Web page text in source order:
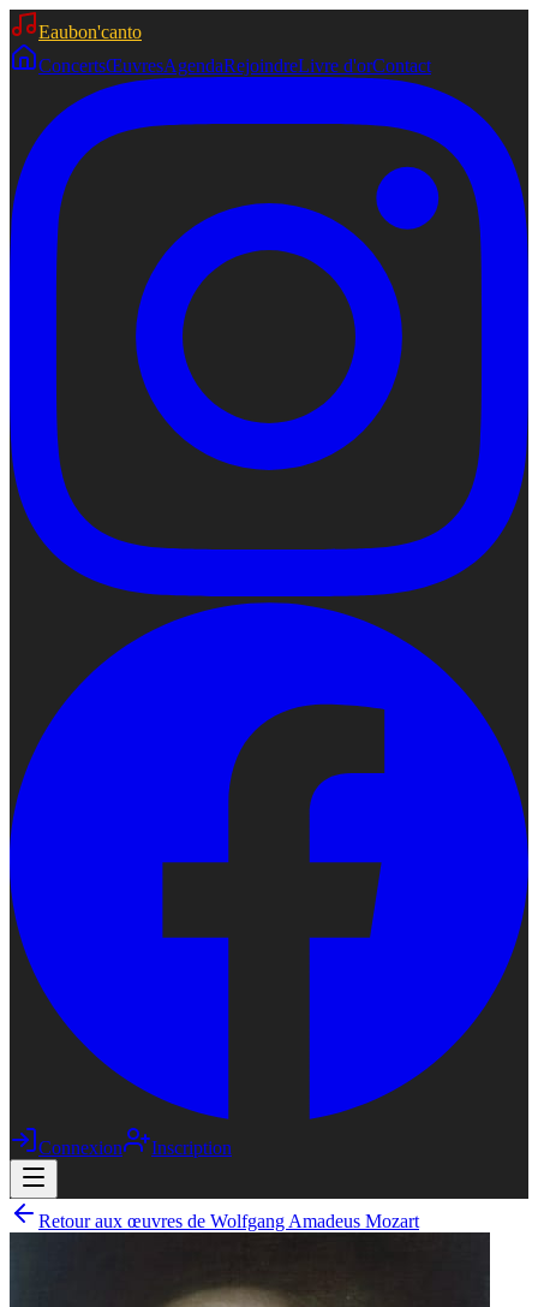
Eaubon'canto
ConcertsŒuvresAgendaRejoindreLivre d'orContact
Connexion Inscription
Retour aux œuvres de Wolfgang Amadeus Mozart